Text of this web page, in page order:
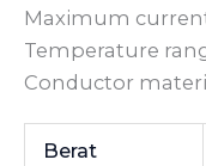
Maximum
Temperature
Conductor
Berat